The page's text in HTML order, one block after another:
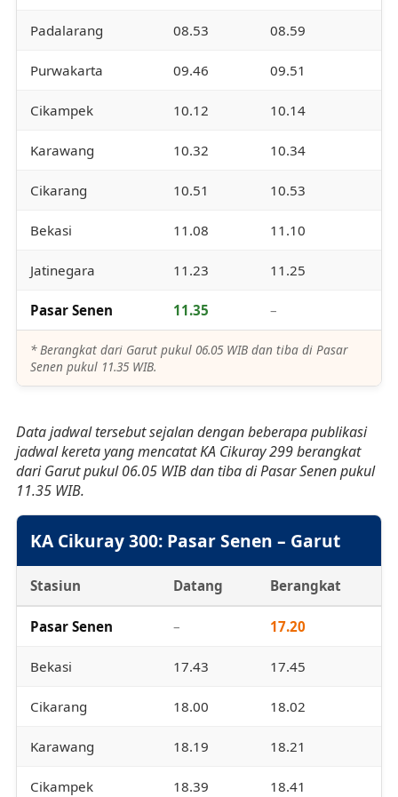
Padalarang 08.53 08.59
Purwakarta 09.46 09.51
Cikampek 10.12 10.14
Karawang 10.32 10.34
Cikarang 10.51 10.53
Bekasi 11.08 11.10
Jatinegara 11.23 11.25
Pasar Senen 11.35 –
* Berangkat dari Garut pukul 06.05 WIB dan tiba di Pasar
Senen pukul 11.35 WIB.
Data jadwal tersebut sejalan dengan beberapa publikasi
jadwal kereta yang mencatat KA Cikuray 299 berangkat
dari Garut pukul 06.05 WIB dan tiba di Pasar Senen pukul
11.35 WIB.
KA Cikuray 300: Pasar Senen – Garut
Stasiun Datang Berangkat
Pasar Senen – 17.20
Bekasi 17.43 17.45
Cikarang 18.00 18.02
Karawang 18.19 18.21
Cikampek 18.39 18.41